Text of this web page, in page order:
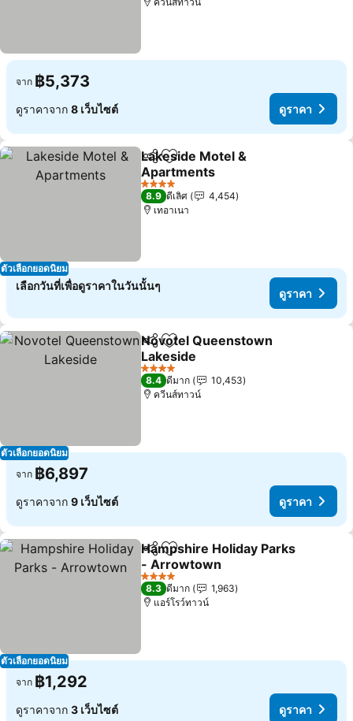
จาก ฿5,373
ดูราคาจาก 8 เว็บไซต์ ดูราคา
ตัวเลือกยอดนิยม
แชร์ เพิ่มในรายการโปรด
Lakeside Motel &
Apartments
ดูราคา
4 ดาว
8.9 ดีเลิศ
4,454
เทอาเนา
เลือกวันที่เพื่อดูราคาในวันนั้นๆ
ดูราคา
ตัวเลือกยอดนิยม
แชร์ เพิ่มในรายการโปรด
Novotel Queenstown
Lakeside
ดูราคา
4 ดาว
8.4 ดีมาก
10,453
ควีนส์ทาวน์
จาก ฿6,897
ดูราคาจาก 9 เว็บไซต์ ดูราคา
ตัวเลือกยอดนิยม
แชร์ เพิ่มในรายการโปรด
Hampshire Holiday Parks
- Arrowtown
ดูราคา
4 ดาว
8.3 ดีมาก
1,963
แอร์โรว์ทาวน์
จาก ฿1,292
ดูราคาจาก 3 เว็บไซต์ ดูราคา